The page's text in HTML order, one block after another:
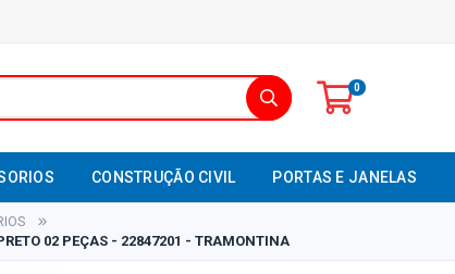
0
CONSTRUÇÃO CIVIL PORTAS E JANELAS
02 PEÇAS - 22847201 - TRAMONTINA